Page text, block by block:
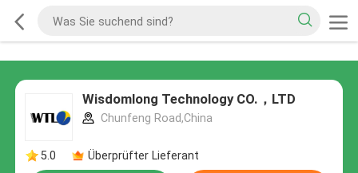
Wisdomlong Technology CO.，LTD
Chunfeng Road,China
5.0 Überprüfter Lieferant